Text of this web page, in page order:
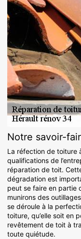
Notre savoir-
La réfection de toiture
qualifications de
réparation de toit.
dégradation est
peut se faire en partie
munirons des
se déroule à la
toiture, qu’elle soit en
revêtement de toit à
toute quiétude.